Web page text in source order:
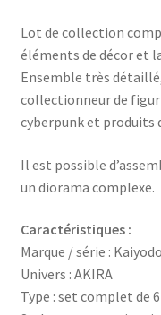
Lot de collection
éléments de décor et
Ensemble très
collectionneur de
cyberpunk et produits
Il est possible
un diorama complexe.
Caractéristiques :
Marque / série :
Univers : AKIRA
Type : set complet de